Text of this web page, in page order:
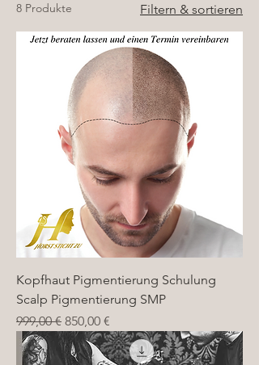
8 Produkte Filtern & sortieren
Kopfhaut Pigmentierung Schulung
Scalp Pigmentierung SMP
Standardpreis
999,00 € Sale-Preis
850,00 €